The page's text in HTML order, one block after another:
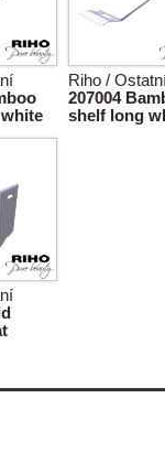
Riho /
207004
shelf long